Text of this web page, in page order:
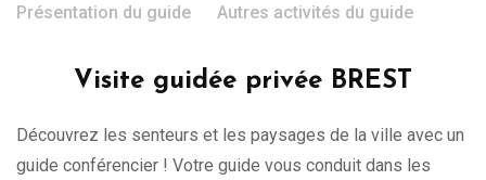
Présentation du guide Autres activités du guide
Visite guidée privée BREST
Découvrez les senteurs et les paysages de la ville avec un
guide conférencier ! Votre guide vous conduit dans les